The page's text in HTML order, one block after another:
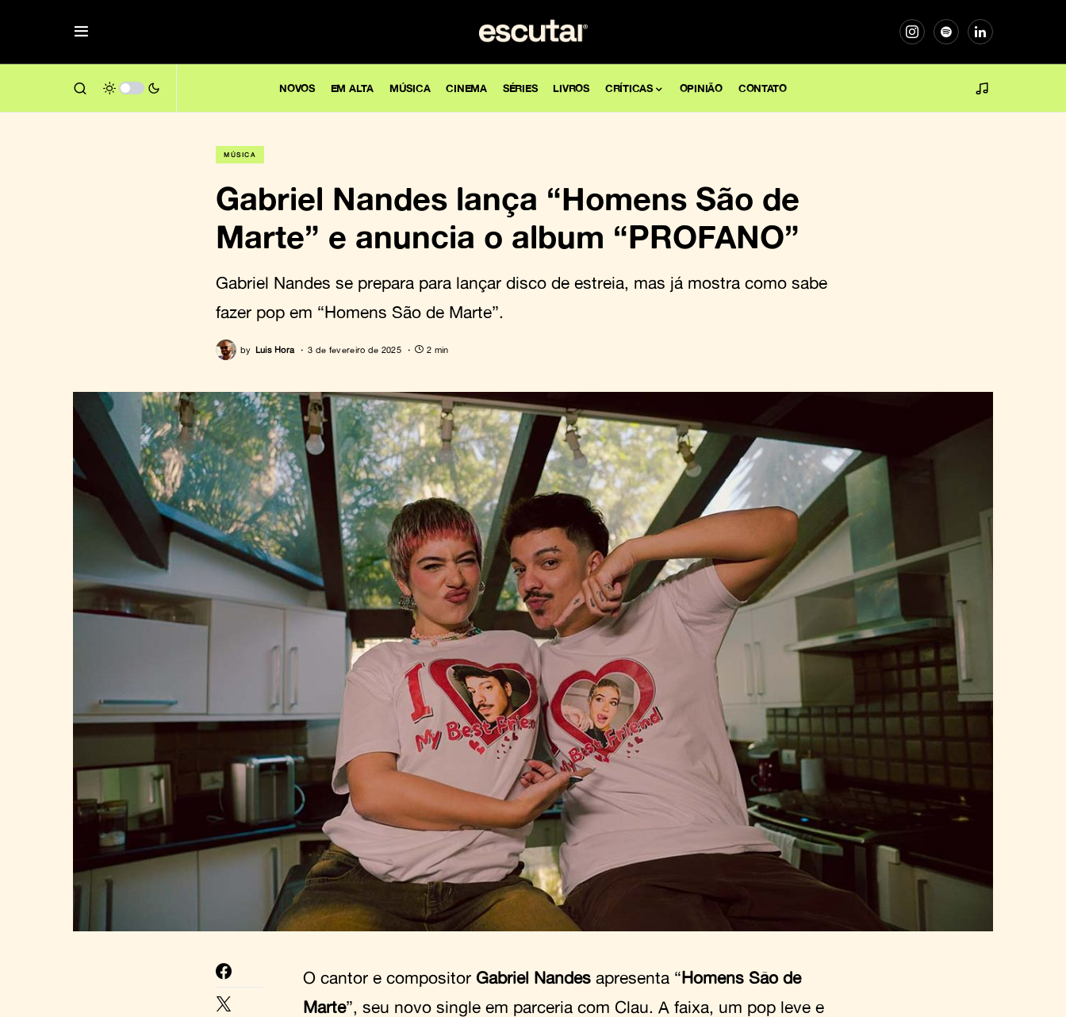
NOVOS EM ALTA MÚSICA CINEMA SÉRIES LIVROS CRÍTICAS OPINIÃO CONTATO
MÚSICA
Gabriel Nandes lança “Homens São de
Marte” e anuncia o album “PROFANO”
Gabriel Nandes se prepara para lançar disco de estreia, mas já mostra como sabe
fazer pop em “Homens São de Marte”.
by Luis Hora 3 de fevereiro de 2025 2 min
O cantor e compositor Gabriel Nandes apresenta “Homens São de
Marte”, seu novo single em parceria com Clau. A faixa, um pop leve e